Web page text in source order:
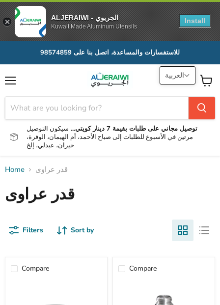
العربية
للاستفسارات والمساعدة، اتصل بنا على 98574859
توصيل مجاني على طلبات بقيمة 7 دينار كويتي...
سيكون التوصيل
مرتين في الأسبوع للطلبات إلى صباح الأحمد، أم الهيمان، الوفرة،
خيران، عبدلي، إلخ
View
cart
Home قدر عراوى
قدر عراوى
Filters Sort by
Compare Compare
ALJERAIWI - الجريوي
Kuwait Made Aluminum Utensils
Install